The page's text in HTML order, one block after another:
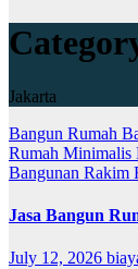
Jakarta
Bangun Rumah
Rumah Minimalis
Bangunan Rakim
Jasa Bangun
July 12, 2026